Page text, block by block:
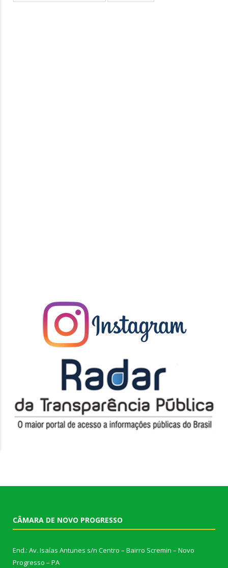
CÂMARA DE NOVO PROGRESSO
End.: Av. Isaías Antunes s/n Centro – Bairro Scremin – Novo
Progresso – PA